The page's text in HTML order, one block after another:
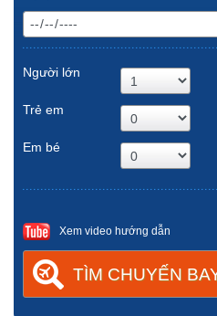
Người lớn
Trẻ em
Em bé
Xem video hướng dẫn